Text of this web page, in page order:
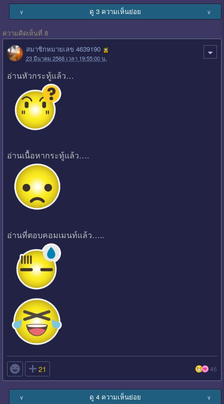
∨ ดู 3 ความเห็นย่อย ∨
ความคิดเห็นที่ 8
สมาชิกหมายเลข 4639190
23 มีนาคม 2568 เวลา 19:55:00 น.
อ่านหัวกระทู้แล้ว…
อ่านเนื้อหากระทู้แล้ว….
อ่านที่ตอบคอมเมนท์แล้ว…..
 21 46
∨ ดู 4 ความเห็นย่อย ∨